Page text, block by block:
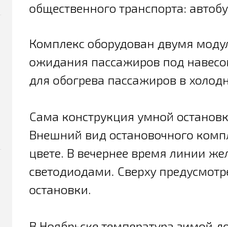
общественного транспорта:
Комплекс оборудован двумя
ожидания пассажиров под
для обогрева пассажиров в
Сама конструкция умной
Внешний вид остановочного
цвете. В вечернее время линии
светодиодами. Сверху
остановки.